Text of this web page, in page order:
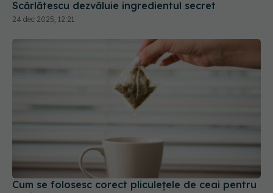
Cum se folosesc corect pliculețele de ceai pentru
14 mar 2026, 16:00